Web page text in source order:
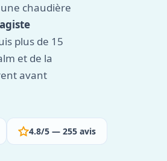
chaudière
plus de 15
et de la
avant
4.8/5 — 255 avis